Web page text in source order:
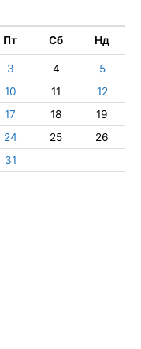
Пт Сб Нд
3 4
5
10 11
12
17 18
19
24 25
26
31